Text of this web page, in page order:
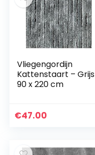
Vliegengordijn
Kattenstaart – Grijs
90 x 220 cm
€47.00